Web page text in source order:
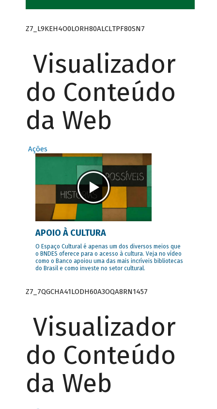
Z7_L9KEH4O0LORH80ALCLTPF80SN7
Visualizador
do Conteúdo
da Web
Ações
APOIO À CULTURA
O Espaço Cultural é apenas um dos diversos meios que
o BNDES oferece para o acesso à cultura. Veja no vídeo
como o Banco apoiou uma das mais incríveis bibliotecas
do Brasil e como investe no setor cultural.
Z7_7QGCHA41LODH60A3OQA8RN1457
Visualizador
do Conteúdo
da Web